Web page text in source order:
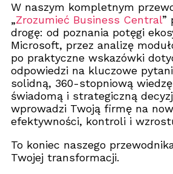
W naszym kompletnym
„Zrozumieć Business Central”
drogę: od poznania potęgi
Microsoft, przez analizę
po praktyczne wskazówki
odpowiedzi na kluczowe
solidną, 360-stopniową
świadomą i strategiczną
wprowadzi Twoją firmę na
efektywności, kontroli i
To koniec naszego
Twojej transformacji.